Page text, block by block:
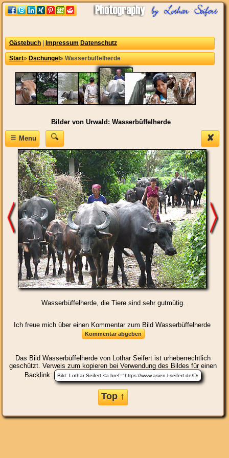
Gästebuch Impressum Datenschutz
Start» Dschungel » Wasserbüffelherde
Bilder von Urwald: Wasserbüffelherde
✘
≡Menu
Wasserbüffelherde, die Tiere sind sehr gutmütig.
Ich freue mich über einen Kommentar zum Bild Wasserbüffelherde
Das Bild Wasserbüffelherde von Lothar Seifert ist urheberrechtlich
geschützt. Verweis zum kopieren bei Verwendung des Bildes für einen
Backlink:
Top ↑